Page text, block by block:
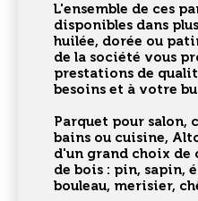
L'ensemble de ces
disponibles dans
huilée, dorée ou
de la société vous
prestations de
besoins et à votre
Parquet pour salon,
bains ou cuisine,
d'un grand choix de
de bois : pin, sapin,
bouleau, merisier,